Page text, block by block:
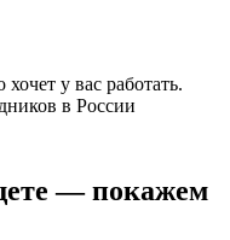
у вас работать.
в России
— покажем